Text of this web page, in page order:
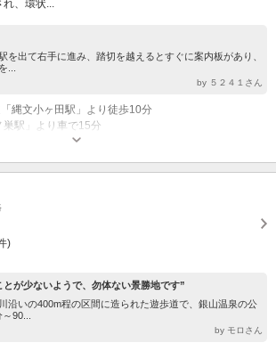
れ、環状...
を出て右手に進み、踏切を越えるとすぐに案内板があり、
...
by ５２４１さん
縄文小ヶ田駅」より徒歩10分
駅」より車で15分
（入館は16：30分まで） 休館日：・毎週月曜日（た
※縄文館が休館の日は、遺跡も閉鎖となります
)
が少ないようで、勿体ない景勝地です”
沿いの400m程の区間に造られた遊歩道で、銀山温泉の公
90...
by モロさん